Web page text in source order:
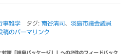
事雑学 タグ:南谷清司、羽島市議会議員
稿のパーマリンク
策「岐阜パッケージ」 」への2件のフィードバック